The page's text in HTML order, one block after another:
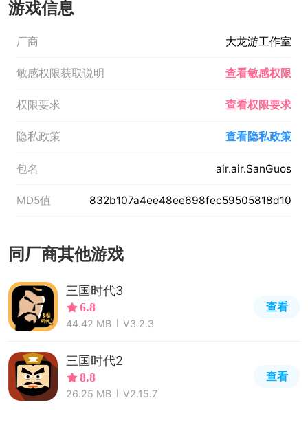
游戏信息
厂商 大龙游工作室
敏感权限获取说明 查看敏感权限
权限要求 查看权限要求
隐私政策 查看隐私政策
包名 air.air.SanGuos
MD5值 832b107a4ee48ee698fec59505818d10
同厂商其他游戏
三国时代3
6.8
44.42 MB V3.2.3
查看
三国时代2
8.8
26.25 MB V2.15.7
查看